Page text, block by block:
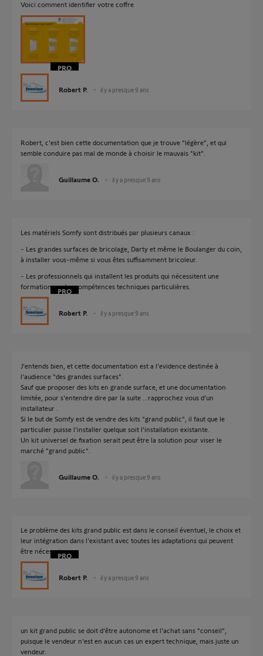
Voici comment identifier votre coffre
Robert P. il y a presque 9 ans
Robert, c'est bien cette documentation que je trouve "légère", et qui
semble conduire pas mal de monde à choisir le mauvais "kit".
Guillaume O. il y a presque 9 ans
Les matériels Somfy sont distribués par plusieurs canaux :
- Les grandes surfaces de bricolage, Darty et même le Boulanger du coin,
à installer vous-même si vous êtes suffisamment bricoleur.
- Les professionnels qui installent les produits qui nécessitent une
formation ou des compétences techniques particulières.
Robert P. il y a presque 9 ans
J'entends bien, et cette documentation est a l'evidence destinée à
l'audience "des grandes surfaces".
Sauf que proposer des kits en grande surface, et une documentation
limitée, pour s'entendre dire par la suite ...rapprochez vous d'un
installateur .
Si le but de Somfy est de vendre des kits "grand public", il faut que le
particulier puisse l'installer quelque soit l'installation existante.
Un kit universel de fixation serait peut être la solution pour viser le
marché "grand public".
Guillaume O. il y a presque 9 ans
Le problème des kits grand public est dans le conseil éventuel, le choix et
leur intégration dans l'existant avec toutes les adaptations qui peuvent
être nécessaires...
Robert P. il y a presque 9 ans
un kit grand public se doit d'être autonome et l'achat sans "conseil",
puisque le vendeur n'est en aucun cas un expert technique, mais juste un
vendeur.